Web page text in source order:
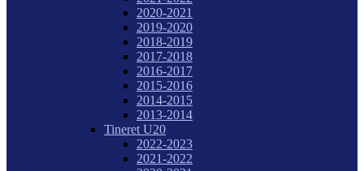
2020-2021
2019-2020
2018-2019
2017-2018
2016-2017
2015-2016
2014-2015
2013-2014
Tineret U20
2022-2023
2021-2022